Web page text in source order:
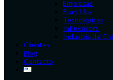
Empresas
Start Ups
Tecnológicas
Influencers
Industria del
Clientes
Blog
Contacto